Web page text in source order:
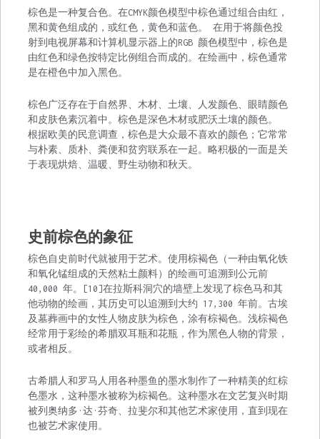
棕色是一种复合色。在CMYK颜色模型中棕色通过组合由红，
黑和黄色组成的，或红色，黄色和蓝色。 在用于将颜色投
射到电视屏幕和计算机显示器上的RGB 颜色模型中，棕色是
由红色和绿色按特定比例组合而成的。在绘画中，棕色通常
是在橙色中加入黑色。
棕色广泛存在于自然界、木材、土壤、人发颜色、眼睛颜色
和皮肤色素沉着中。棕色是深色木材或肥沃土壤的颜色。
根据欧美的民意调查，棕色是大众最不喜欢的颜色；它常常
与朴素、质朴、粪便和贫穷联系在一起。略积极的一面是关
于表现烘焙、温暖、野生动物和秋天。
史前棕色的象征
棕色自史前时代就被用于艺术。使用棕褐色（一种由氧化铁
和氧化锰组成的天然粘土颜料）的绘画可追溯到公元前
40,000 年。[10]在拉斯科洞穴的墙壁上发现了棕色马和其
他动物的绘画，其历史可以追溯到大约 17,300 年前。古埃
及墓葬画中的女性人物皮肤为棕色，涂有棕褐色。浅棕褐色
经常用于彩绘的希腊双耳瓶和花瓶，作为黑色人物的背景，
或者相反。
古希腊人和罗马人用各种墨鱼的墨水制作了一种精美的红棕
色墨水，这种墨水被称为棕褐色。这种墨水在文艺复兴时期
被列奥纳多·达·芬奇、拉斐尔和其他艺术家使用，直到现在
也被艺术家使用。